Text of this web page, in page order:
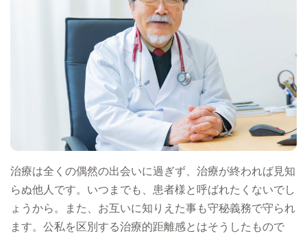
治療は全くの偶然の出会いに過ぎず、治療が終われば見知
らぬ他人です。いつまでも、患者様と呼ばれたくないでし
ょうから。また、お互いに知りえた事も守秘義務で守られ
ます。公私を区別する治療的距離感とはそうしたもので